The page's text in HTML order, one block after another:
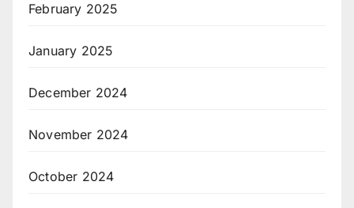
February 2025
January 2025
December 2024
November 2024
October 2024